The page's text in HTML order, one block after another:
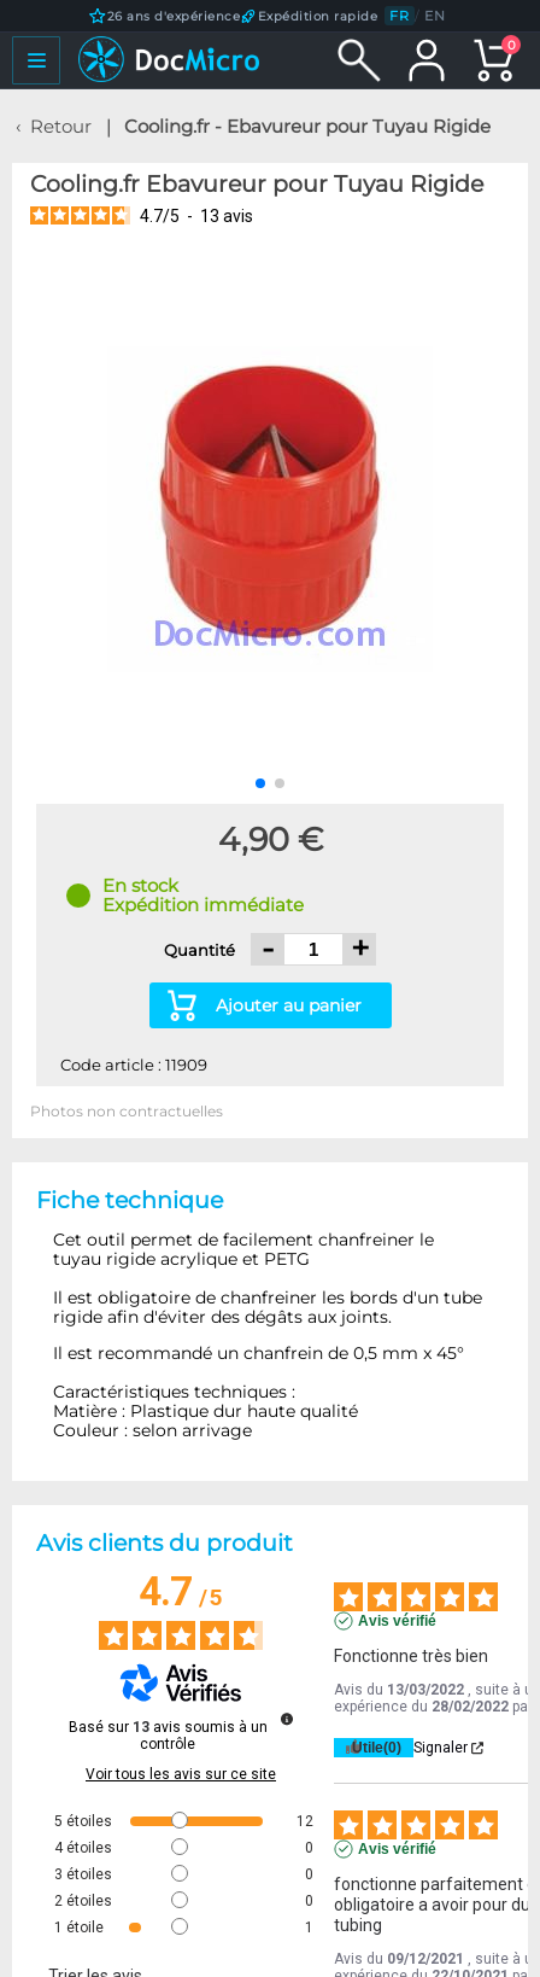
26 ans d'expérience Expédition rapide FR / EN
0
Retour Cooling.fr - Ebavureur pour Tuyau Rigide
Cooling.fr Ebavureur pour Tuyau Rigide
4.7/5 - 13 avis
4,90 €
En stock
Expédition immédiate
Quantité - +
Ajouter au panier
Code article : 11909
Photos non contractuelles
Fiche technique
Cet outil permet de facilement chanfreiner le
tuyau rigide acrylique et PETG
Il est obligatoire de chanfreiner les bords d'un tube
rigide afin d'éviter des dégâts aux joints.
Il est recommandé un chanfrein de 0,5 mm x 45°
Caractéristiques techniques :
Matière : Plastique dur haute qualité
Couleur : selon arrivage
Avis clients du produit
4.7/5
Basé sur 13 avis soumis à un
contrôle
Voir tous les avis sur ce site
5 étoiles
12
4 étoiles
0
3 étoiles
0
2 étoiles
0
1 étoile 1
Avis vérifié
Fonctionne très bien
Avis du 13/03/2022 , suite à
expérience du 28/02/2022 par
Utile(0) Signaler
Avis vérifié
fonctionne parfaitement
obligatoire a avoir pour du
tubing
Avis du 09/12/2021 , suite à